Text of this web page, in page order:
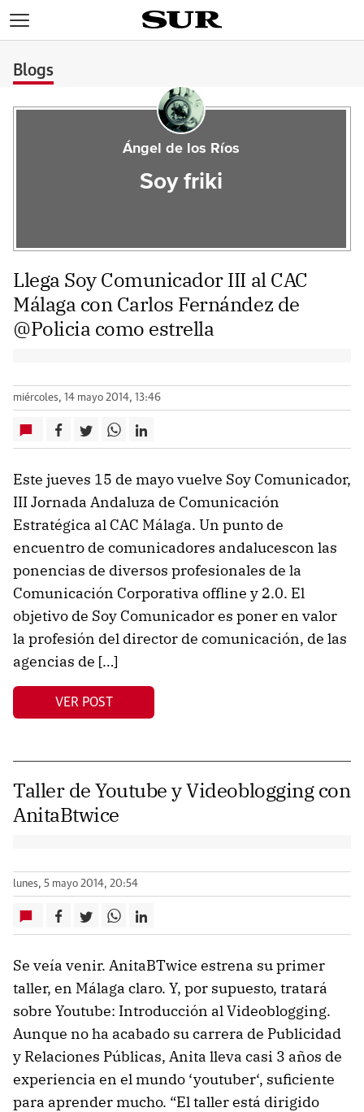
Blogs
Ángel de los Ríos
Soy friki
Llega Soy Comunicador III al CAC
Málaga con Carlos Fernández de
@Policia como estrella
miércoles, 14 mayo 2014, 13:46
Este jueves 15 de mayo vuelve Soy Comunicador,
III Jornada Andaluza de Comunicación
Estratégica al CAC Málaga. Un punto de
encuentro de comunicadores andalucescon las
ponencias de diversos profesionales de la
Comunicación Corporativa offline y 2.0. El
objetivo de Soy Comunicador es poner en valor
la profesión del director de comunicación, de las
agencias de […]
VER POST
Taller de Youtube y Videoblogging con
AnitaBtwice
lunes, 5 mayo 2014, 20:54
Se veía venir. AnitaBTwice estrena su primer
taller, en Málaga claro. Y, por supuesto, tratará
sobre Youtube: Introducción al Videoblogging.
Aunque no ha acabado su carrera de Publicidad
y Relaciones Públicas, Anita lleva casi 3 años de
experiencia en el mundo ‘youtuber‘, suficiente
para aprender mucho. “El taller está dirigido